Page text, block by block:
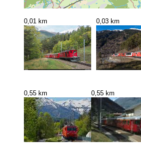
0,01 km 0,03 km
0,55 km 0,55 km